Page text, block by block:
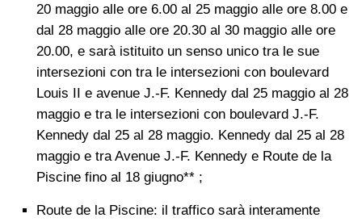
20 maggio alle ore 6.00 al 25 maggio alle ore 8.00 e
dal 28 maggio alle ore 20.30 al 30 maggio alle ore
20.00, e sarà istituito un senso unico tra le sue
intersezioni con tra le intersezioni con boulevard
Louis II e avenue J.-F. Kennedy dal 25 maggio al 28
maggio e tra le intersezioni con boulevard J.-F.
Kennedy dal 25 al 28 maggio. Kennedy dal 25 al 28
maggio e tra Avenue J.-F. Kennedy e Route de la
Piscine fino al 18 giugno** ;
Route de la Piscine: il traffico sarà interamente